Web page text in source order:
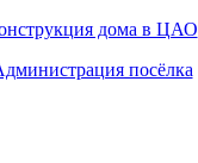
дома в ЦАО
посёлка